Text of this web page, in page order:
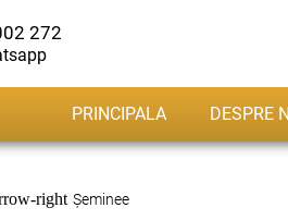
272
PRINCIPALA DESPRE
Șeminee